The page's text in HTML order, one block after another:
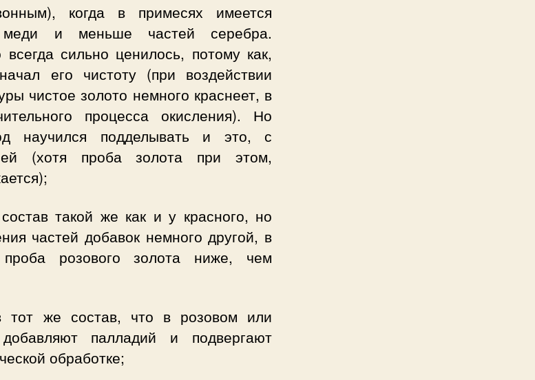
когда в примесях имеется
и меньше частей серебра.
сильно ценилось, потому как,
его чистоту (при воздействии
чистое золото немного краснеет, в
процесса окисления). Но
научился подделывать и это, с
(хотя проба золота при этом,
такой же как и у красного, но
частей добавок немного другой, в
проба розового золота ниже, чем
тот же состав, что в розовом или
палладий и подвергают
обработке;